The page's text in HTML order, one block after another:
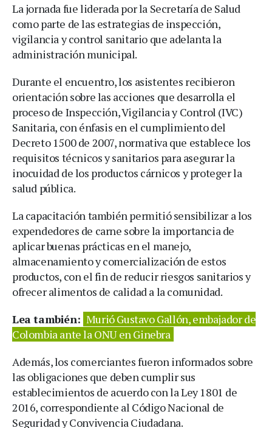
La jornada fue liderada por la Secretaría de Salud
como parte de las estrategias de inspección,
vigilancia y control sanitario que adelanta la
administración municipal.
Durante el encuentro, los asistentes recibieron
orientación sobre las acciones que desarrolla el
proceso de Inspección, Vigilancia y Control (IVC)
Sanitaria, con énfasis en el cumplimiento del
Decreto 1500 de 2007, normativa que establece los
requisitos técnicos y sanitarios para asegurar la
inocuidad de los productos cárnicos y proteger la
salud pública.
La capacitación también permitió sensibilizar a los
expendedores de carne sobre la importancia de
aplicar buenas prácticas en el manejo,
almacenamiento y comercialización de estos
productos, con el fin de reducir riesgos sanitarios y
ofrecer alimentos de calidad a la comunidad.
Lea también: Murió Gustavo Gallón, embajador de
Colombia ante la ONU en Ginebra
Además, los comerciantes fueron informados sobre
las obligaciones que deben cumplir sus
establecimientos de acuerdo con la Ley 1801 de
2016, correspondiente al Código Nacional de
Seguridad y Convivencia Ciudadana.